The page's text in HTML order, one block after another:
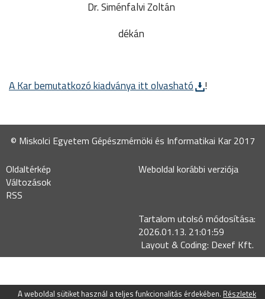
Dr. Siménfalvi Zoltán
dékán
A Kar bemutatkozó kiadványa itt olvasható !
© Miskolci Egyetem Gépészmérnöki és Informatikai Kar 2017
Oldaltérkép
Változások
RSS
Weboldal korábbi verziója
Tartalom utolsó módosítása:
2026.01.13. 21:01:59
Layout & Coding: Dexef Kft.
A weboldal sütiket használ a teljes funkcionalitás érdekében. Részletek